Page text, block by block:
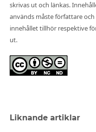
skrivas ut och länkas.
används måste författare
innehållet tillhör respektive
ut.
Liknande artiklar